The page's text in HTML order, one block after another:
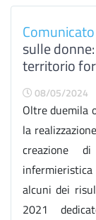
Comunicato
sulle
territorio
08/05/2024
Oltre duemila
la
creazione
alcuni dei
2021